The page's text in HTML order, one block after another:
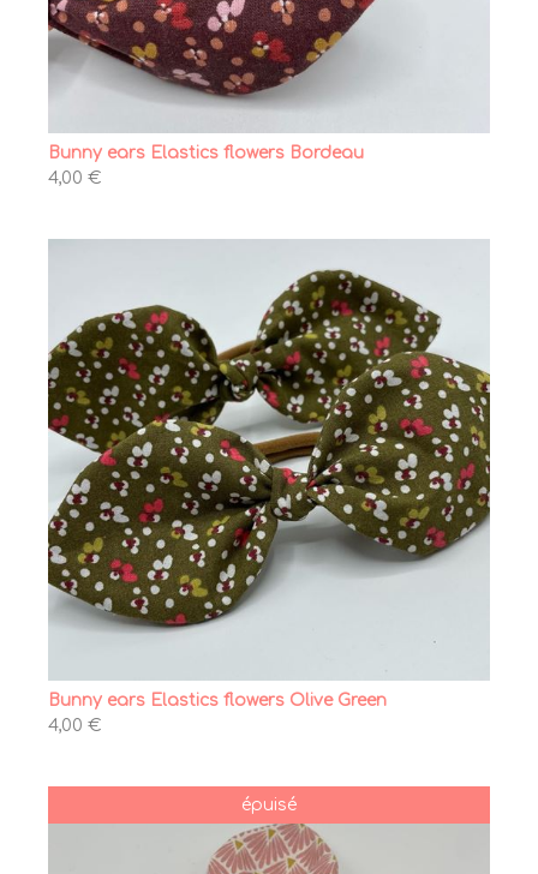
Bunny ears Elastics flowers Bordeau
4,00 €
Bunny ears Elastics flowers Olive Green
4,00 €
épuisé